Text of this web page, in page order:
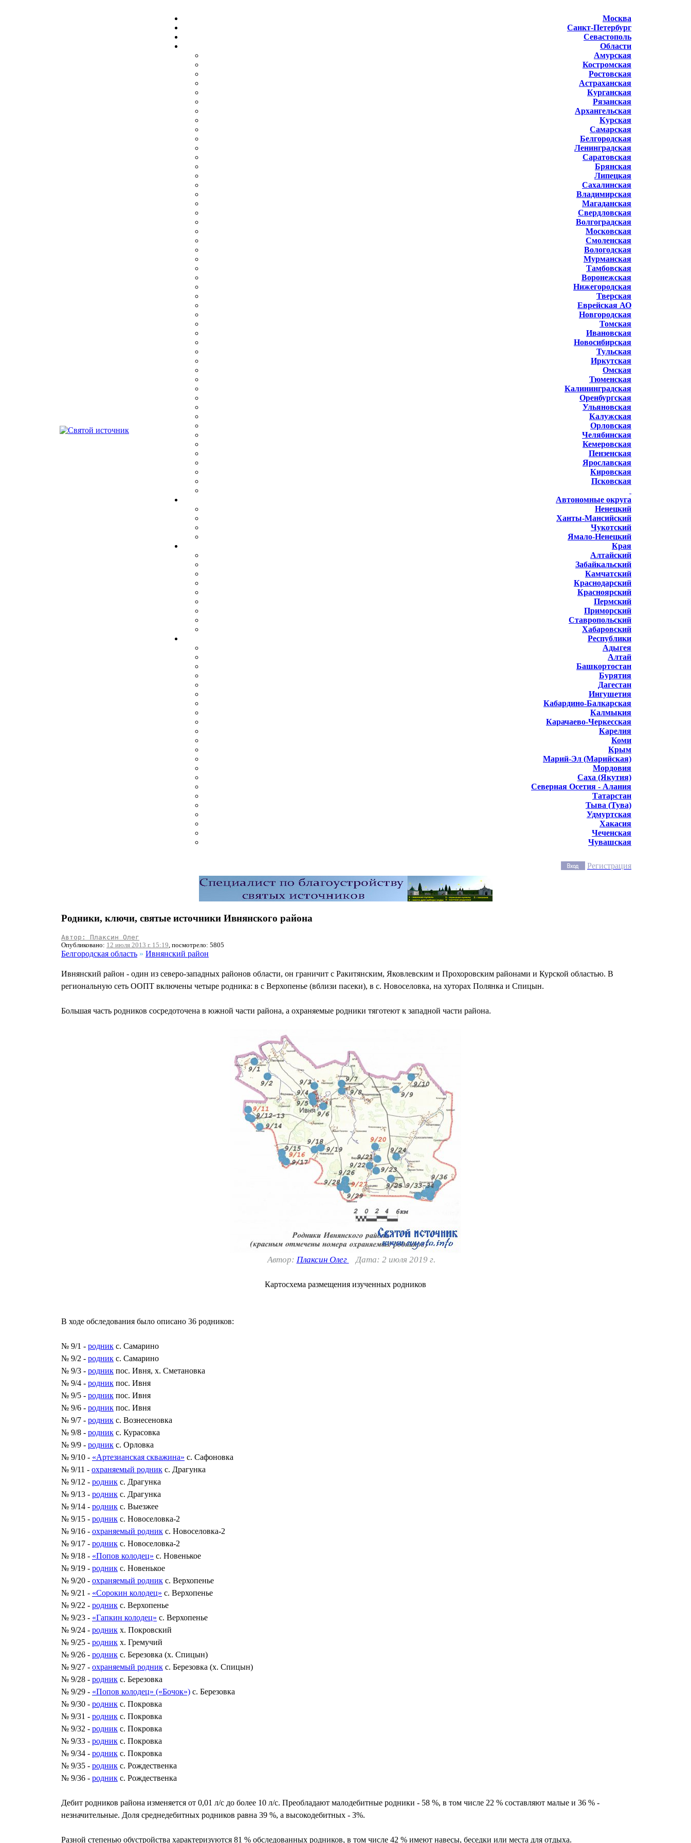
Москва
Санкт-Петербург
Севастополь
Области
Амурская
Костромская
Ростовская
Астраханская
Курганская
Рязанская
Архангельская
Курская
Самарская
Белгородская
Ленинградская
Саратовская
Брянская
Липецкая
Сахалинская
Владимирская
Магаданская
Свердловская
Волгоградская
Московская
Смоленская
Вологодская
Мурманская
Тамбовская
Воронежская
Нижегородская
Тверская
Еврейская АО
Новгородская
Томская
Ивановская
Новосибирская
Тульская
Иркутская
Омская
Тюменская
Калининградская
Оренбургская
Ульяновская
Калужская
Орловская
Челябинская
Кемеровская
Пензенская
Ярославская
Кировская
Псковская
Автономные округа
Ненецкий
Ханты-Мансийский
Чукотский
Ямало-Ненецкий
Края
Алтайский
Забайкальский
Камчатский
Краснодарский
Красноярский
Пермский
Приморский
Ставропольский
Хабаровский
Республики
Адыгея
Алтай
Башкортостан
Бурятия
Дагестан
Ингушетия
Кабардино-Балкарская
Калмыкия
Карачаево-Черкесская
Карелия
Коми
Крым
Марий-Эл (Марийская)
Мордовия
Саха (Якутия)
Северная Осетия - Алания
Татарстан
Тыва (Тува)
Удмуртская
Хакасия
Чеченская
Чувашская
Регистрация
Родники, ключи, святые источники Ивнянского района
Автор: Плаксин Олег
Опубликовано: 12 июля 2013 г. 15:19, посмотрело: 5805
Белгородская область » Ивнянский район
Ивнянский район - один из северо-западных районов области, он граничит с Ракитянским, Яковлевским и Прохоровским районами и Курской областью. В
региональную сеть ООПТ включены четыре родника: в с Верхопенье (вблизи пасеки), в с. Новоселовка, на хуторах Полянка и Спицын.
Большая часть родников сосредоточена в южной части района, а охраняемые родники тяготеют к западной части района.
Автор: Плаксин Олег Дата: 2 июля 2019 г.
Картосхема размещения изученных родников
В ходе обследования было описано 36 родников:
№ 9/1 - родник с. Самарино
№ 9/2 - родник с. Самарино
№ 9/3 - родник пос. Ивня, х. Сметановка
№ 9/4 - родник пос. Ивня
№ 9/5 - родник пос. Ивня
№ 9/6 - родник пос. Ивня
№ 9/7 - родник с. Вознесеновка
№ 9/8 - родник с. Курасовка
№ 9/9 - родник с. Орловка
№ 9/10 - «Артезианская скважина» с. Сафоновка
№ 9/11 - охраняемый родник с. Драгунка
№ 9/12 - родник с. Драгунка
№ 9/13 - родник с. Драгунка
№ 9/14 - родник с. Выезжее
№ 9/15 - родник с. Новоселовка-2
№ 9/16 - охраняемый родник с. Новоселовка-2
№ 9/17 - родник с. Новоселовка-2
№ 9/18 - «Попов колодец» с. Новенькое
№ 9/19 - родник с. Новенькое
№ 9/20 - охраняемый родник с. Верхопенье
№ 9/21 - «Сорокин колодец» с. Верхопенье
№ 9/22 - родник с. Верхопенье
№ 9/23 - «Гапкин колодец» с. Верхопенье
№ 9/24 - родник х. Покровский
№ 9/25 - родник х. Гремучий
№ 9/26 - родник с. Березовка (х. Спицын)
№ 9/27 - охраняемый родник с. Березовка (х. Спицын)
№ 9/28 - родник с. Березовка
№ 9/29 - «Попов колодец» («Бочок») с. Березовка
№ 9/30 - родник с. Покровка
№ 9/31 - родник с. Покровка
№ 9/32 - родник с. Покровка
№ 9/33 - родник с. Покровка
№ 9/34 - родник с. Покровка
№ 9/35 - родник с. Рождественка
№ 9/36 - родник с. Рождественка
Дебит родников района изменяется от 0,01 л/с до более 10 л/с. Преобладают малодебитные родники - 58 %, в том числе 22 % составляют малые и 36 % -
незначительные. Доля среднедебитных родников равна 39 %, а высокодебитных - 3%.
Разной степенью обустройства характеризуются 81 % обследованных родников, в том числе 42 % имеют навесы, беседки или места для отдыха.